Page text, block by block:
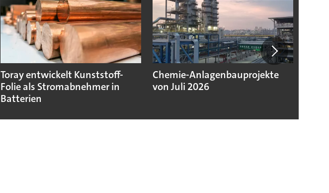
Toray entwickelt Kunststoff-
Folie als Stromabnehmer in
Batterien
Chemie-Anlagenbauprojekte
von Juli 2026